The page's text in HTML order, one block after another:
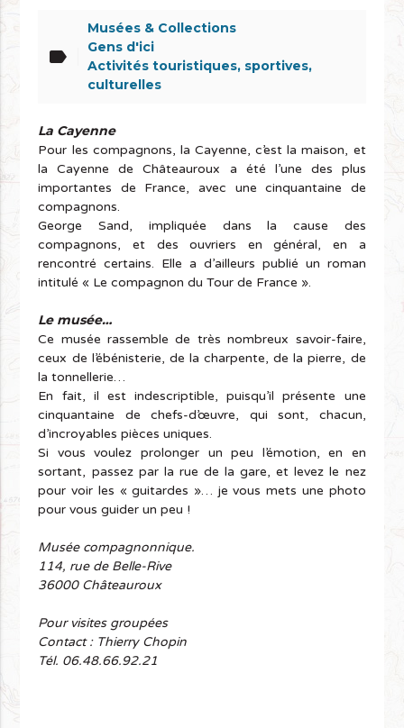
label
Musées & Collections
Gens d'ici
Activités touristiques, sportives,
culturelles
La Cayenne
Pour les compagnons, la Cayenne, c’est la maison, et
la Cayenne de Châteauroux a été l’une des plus
importantes de France, avec une cinquantaine de
compagnons.
George Sand, impliquée dans la cause des
compagnons, et des ouvriers en général, en a
rencontré certains. Elle a d’ailleurs publié un roman
intitulé « Le compagnon du Tour de France ».
Le musée…
Ce musée rassemble de très nombreux savoir-faire,
ceux de l’ébénisterie, de la charpente, de la pierre, de
la tonnellerie…
En fait, il est indescriptible, puisqu’il présente une
cinquantaine de chefs-d’œuvre, qui sont, chacun,
d’incroyables pièces uniques.
Si vous voulez prolonger un peu l’émotion, en en
sortant, passez par la rue de la gare, et levez le nez
pour voir les « guitardes »… je vous mets une photo
pour vous guider un peu !
Musée compagnonnique.
114, rue de Belle-Rive
36000 Châteauroux
Pour visites groupées
Contact : Thierry Chopin
Tél. 06.48.66.92.21